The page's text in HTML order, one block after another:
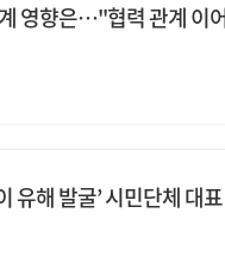
영향은…"협력 관계 이
유해 발굴’ 시민단체 대